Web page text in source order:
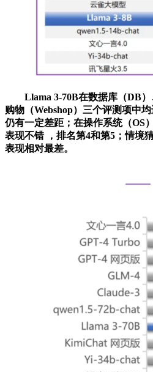
Llama 3-70B在数据库（DB）
购物（Webshop）三个评测项中
仍有一定差距；在操作系统（OS
表现不错 ，排名第4和第5；情境
表现相对最差。